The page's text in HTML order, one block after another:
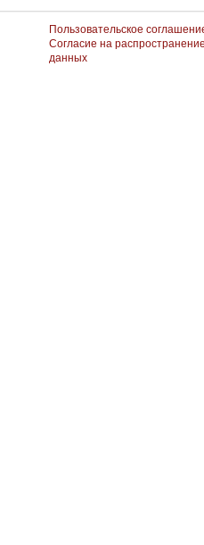
Пользовательское
Согласие на
данных